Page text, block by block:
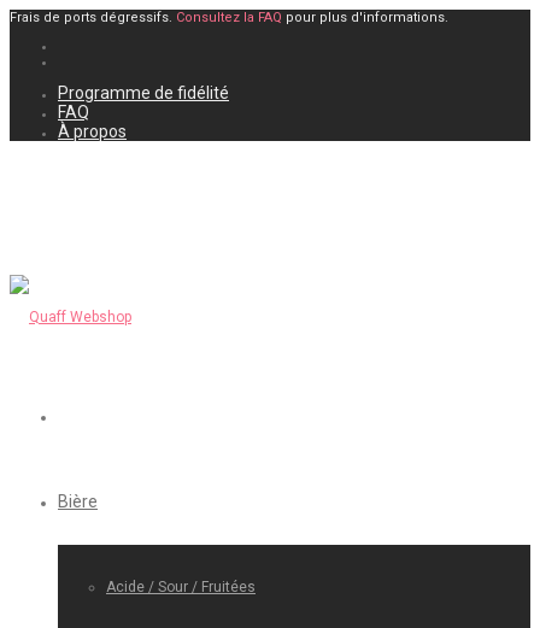
Frais de ports dégressifs. Consultez la FAQ pour plus d'informations.
Programme de fidélité
FAQ
À propos
Bière
Acide / Sour / Fruitées